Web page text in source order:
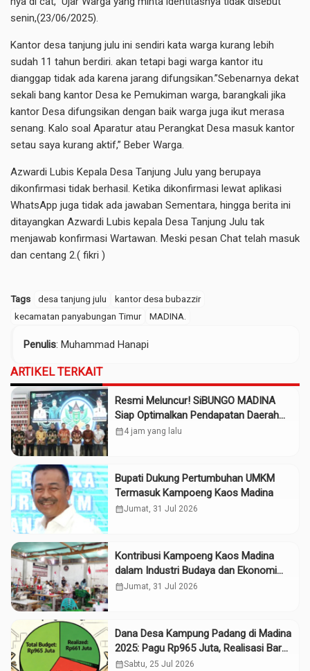
senin,(23/06/2025).
Kantor desa tanjung julu ini sendiri kata warga kurang lebih
sudah 11 tahun berdiri. akan tetapi bagi warga kantor itu
dianggap tidak ada karena jarang difungsikan.”Sebenarnya dekat
sekali bang kantor Desa ke Pemukiman warga, barangkali jika
kantor Desa difungsikan dengan baik warga juga ikut merasa
senang. Kalo soal Aparatur atau Perangkat Desa masuk kantor
setau saya kurang aktif,” Beber Warga.
Azwardi Lubis Kepala Desa Tanjung Julu yang berupaya
dikonfirmasi tidak berhasil. Ketika dikonfirmasi lewat aplikasi
WhatsApp juga tidak ada jawaban Sementara, hingga berita ini
ditayangkan Azwardi Lubis kepala Desa Tanjung Julu tak
menjawab konfirmasi Wartawan. Meski pesan Chat telah masuk
dan centang 2.( fikri )
Tags desa tanjung julu
kantor desa bubazzir
kecamatan panyabungan Timur
MADINA.
Penulis: Muhammad Hanapi
ARTIKEL TERKAIT
Resmi Meluncur! SiBUNGO MADINA
Siap Optimalkan Pendapatan Daerah
Madina
calendar_month4 jam yang lalu
Bupati Dukung Pertumbuhan UMKM
Termasuk Kampoeng Kaos Madina
calendar_monthJumat, 31 Jul 2026
Kontribusi Kampoeng Kaos Madina
dalam Industri Budaya dan Ekonomi
Daerah
calendar_monthJumat, 31 Jul 2026
Dana Desa Kampung Padang di Madina
2025: Pagu Rp965 Juta, Realisasi Baru
Rp661 Juta
calendar_monthSabtu, 25 Jul 2026